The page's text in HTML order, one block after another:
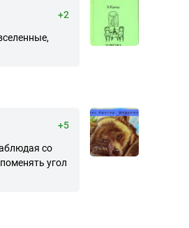
+2
+5
со
угол